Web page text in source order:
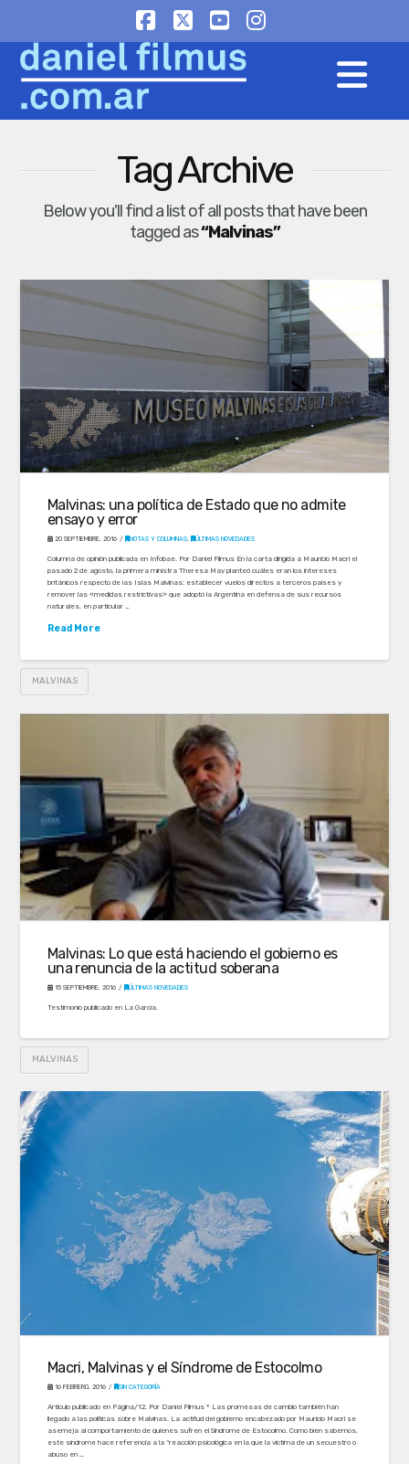
Facebook
X YouTube
Instagram
Tag Archive
Below you'll find a list of all posts that have been
tagged as“Malvinas”
Malvinas: una política de Estado que no admite
ensayo y error
20 SEPTIEMBRE, 2016 NOTAS Y COLUMNAS, ÚLTIMAS NOVEDADES
Columna de opinión publicada en Infobae. Por Daniel Filmus En la carta dirigida a Mauricio Macri el
pasado 2 de agosto, la primera ministra Theresa May planteó cuáles eran los intereses
británicos respecto de las Islas Malvinas: establecer vuelos directos a terceros países y
remover las «medidas restrictivas» que adoptó la Argentina en defensa de sus recursos
naturales, en particular …
Read More
MALVINAS
Malvinas: Lo que está haciendo el gobierno es
una renuncia de la actitud soberana
15 SEPTIEMBRE, 2016 ÚLTIMAS NOVEDADES
Testimonio publicado en La García.
MALVINAS
Macri, Malvinas y el Síndrome de Estocolmo
16 FEBRERO, 2016 SIN CATEGORÍA
Artículo publicado en Página/12. Por Daniel Filmus * Las promesas de cambio también han
llegado a las políticas sobre Malvinas. La actitud del gobierno encabezado por Mauricio Macri se
asemeja al comportamiento de quienes sufren el Síndrome de Estocolmo. Como bien sabemos,
este síndrome hace referencia a la “reacción psicológica en la que la víctima de un secuestro o
abuso en …